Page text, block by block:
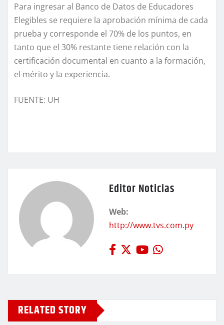
Para ingresar al Banco de Datos de Educadores
Elegibles se requiere la aprobación mínima de cada
prueba y corresponde el 70% de los puntos, en
tanto que el 30% restante tiene relación con la
certificación documental en cuanto a la formación,
el mérito y la experiencia.
FUENTE: UH
Editor Noticias
Web:
http://www.tvs.com.py
RELATED STORY